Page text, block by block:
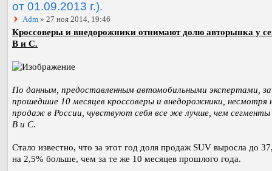
от 01.09.2013 г.).
Adm » 27 ноя 2014, 19:46
Кроссоверы и внедорожники отнимают долю авторынка у
В и С.
По данным, предоставленным автомобильными экспертами, за
прошедшие 10 месяцев кроссоверы и внедорожники, несмотря
продаж в России, чувствуют себя все же лучше, чем сегменты
В и С.
Стало известно, что за этот год доля продаж SUV выросла до
на 2,5% больше, чем за те же 10 месяцев прошлого года.